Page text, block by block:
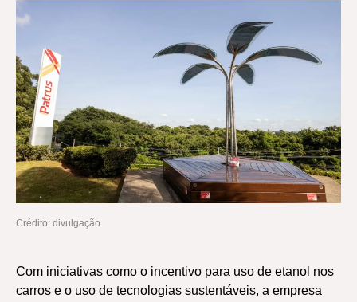
Crédito: divulgação
Com iniciativas como o incentivo para uso de etanol nos
carros e o uso de tecnologias sustentáveis, a empresa